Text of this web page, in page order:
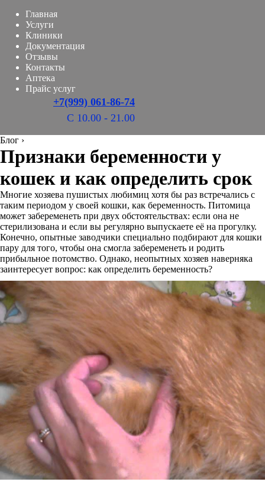
Главная
Услуги
Клиники
Документация
Отзывы
Контакты
Аптека
Прайс услуг
+7(999) 061-86-74
С 10.00 - 21.00
Блог ›
Признаки беременности у
кошек и как определить срок
Многие хозяева пушистых любимиц хотя бы раз встречались с
таким периодом у своей кошки, как беременность. Питомица
может забеременеть при двух обстоятельствах: если она не
стерилизована и если вы регулярно выпускаете её на прогулку.
Конечно, опытные заводчики специально подбирают для кошки
пару для того, чтобы она смогла забеременеть и родить
прибыльное потомство. Однако, неопытных хозяев наверняка
заинтересует вопрос: как определить беременность?